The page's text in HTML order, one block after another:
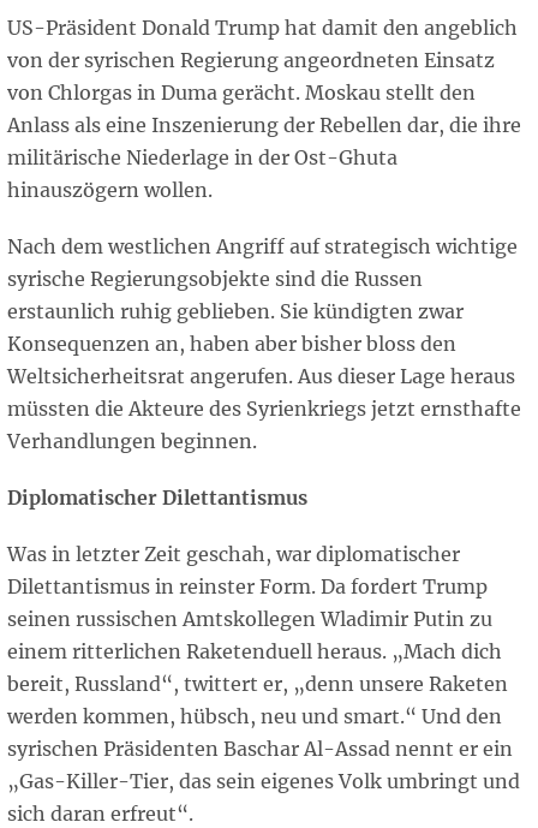
US-Präsident Donald Trump hat damit den angeblich
von der syrischen Regierung angeordneten Einsatz
von Chlorgas in Duma gerächt. Moskau stellt den
Anlass als eine Inszenierung der Rebellen dar, die ihre
militärische Niederlage in der Ost-Ghuta
hinauszögern wollen.
Nach dem westlichen Angriff auf strategisch wichtige
syrische Regierungsobjekte sind die Russen
erstaunlich ruhig geblieben. Sie kündigten zwar
Konsequenzen an, haben aber bisher bloss den
Weltsicherheitsrat angerufen. Aus dieser Lage heraus
müssten die Akteure des Syrienkriegs jetzt ernsthafte
Verhandlungen beginnen.
Diplomatischer Dilettantismus
Was in letzter Zeit geschah, war diplomatischer
Dilettantismus in reinster Form. Da fordert Trump
seinen russischen Amtskollegen Wladimir Putin zu
einem ritterlichen Raketenduell heraus. „Mach dich
bereit, Russland“, twittert er, „denn unsere Raketen
werden kommen, hübsch, neu und smart.“ Und den
syrischen Präsidenten Baschar Al-Assad nennt er ein
„Gas-Killer-Tier, das sein eigenes Volk umbringt und
sich daran erfreut“.